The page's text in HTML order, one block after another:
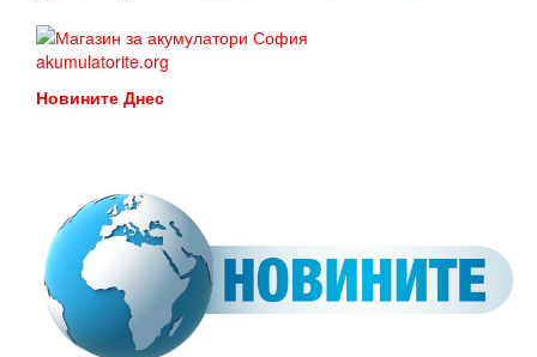
akumulatorite.org
Новините Днес